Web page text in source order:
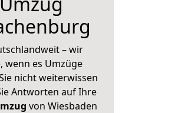
– wir
wenn es Umzüge
nicht weiterwissen
Antworten auf Ihre
von Wiesbaden